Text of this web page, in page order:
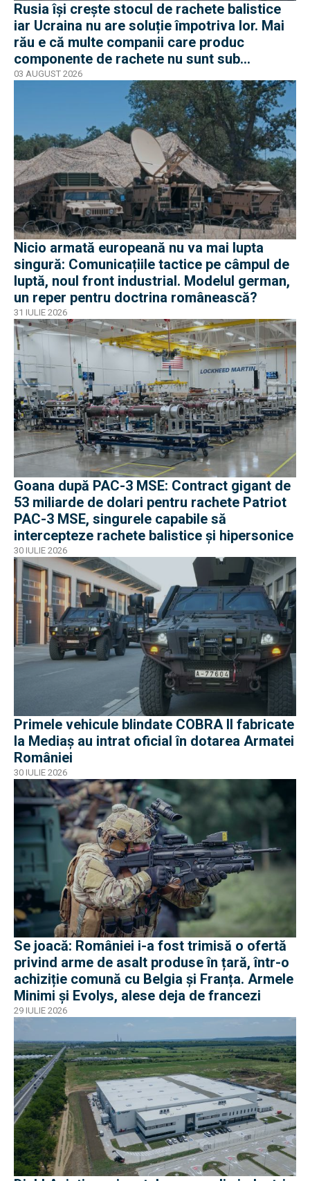
Rusia își crește stocul de rachete balistice
iar Ucraina nu are soluție împotriva lor. Mai
rău e că multe companii care produc
componente de rachete nu sunt sub
sancțiuni în Occident
03 AUGUST 2026
Nicio armată europeană nu va mai lupta
singură: Comunicațiile tactice pe câmpul de
luptă, noul front industrial. Modelul german,
un reper pentru doctrina românească?
31 IULIE 2026
Goana după PAC-3 MSE: Contract gigant de
53 miliarde de dolari pentru rachete Patriot
PAC-3 MSE, singurele capabile să
intercepteze rachete balistice și hipersonice
30 IULIE 2026
Primele vehicule blindate COBRA II fabricate
la Mediaș au intrat oficial în dotarea Armatei
României
30 IULIE 2026
Se joacă: României i-a fost trimisă o ofertă
privind arme de asalt produse în țară, într-o
achiziție comună cu Belgia și Franța. Armele
Minimi și Evolys, alese deja de francezi
29 IULIE 2026